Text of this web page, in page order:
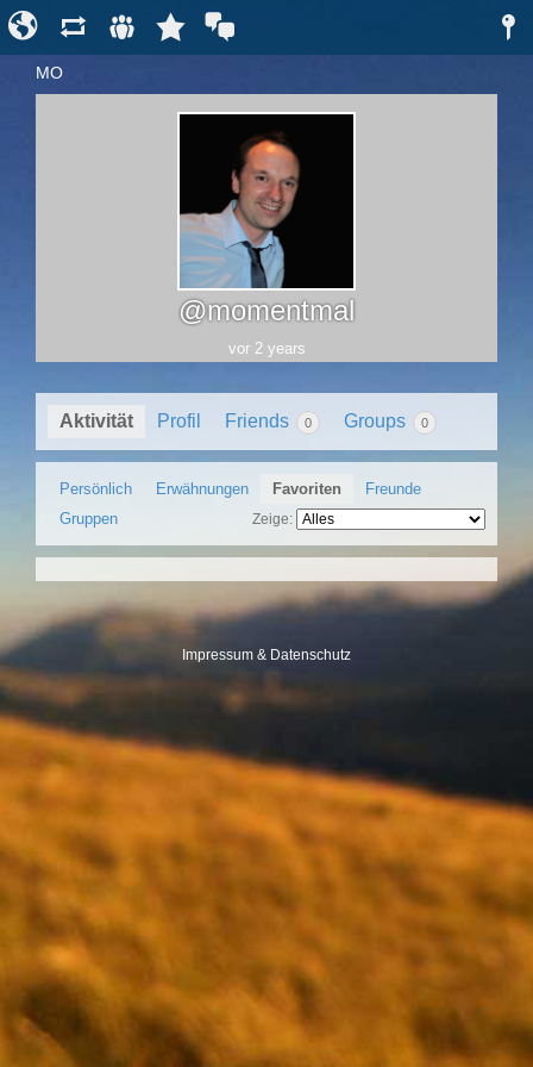
MO
@momentmal
vor 2 years
Aktivität Profil Friends 0 Groups 0
Persönlich Erwähnungen Favoriten
Freunde
Gruppen
Zeige:
Impressum & Datenschutz